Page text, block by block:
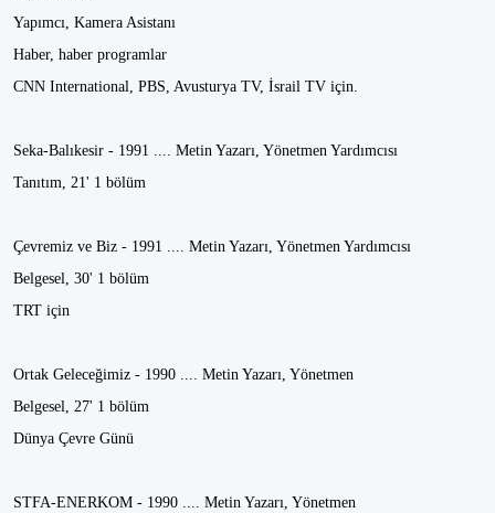
Yapımcı, Kamera Asistanı
Haber, haber programlar
CNN International, PBS, Avusturya TV, İsrail TV için.
Seka-Balıkesir - 1991 .... Metin Yazarı, Yönetmen Yardımcısı
Tanıtım, 21' 1 bölüm
Çevremiz ve Biz - 1991 .... Metin Yazarı, Yönetmen Yardımcısı
Belgesel, 30' 1 bölüm
TRT için
Ortak Geleceğimiz - 1990 .... Metin Yazarı, Yönetmen
Belgesel, 27' 1 bölüm
Dünya Çevre Günü
STFA-ENERKOM - 1990 .... Metin Yazarı, Yönetmen